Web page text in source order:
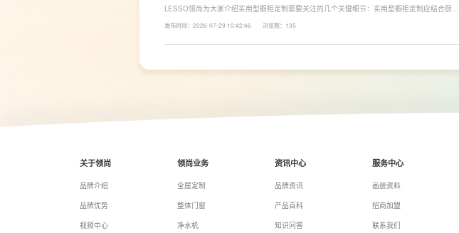
LESSO领尚为大家介绍实用型橱柜定制需要关注的几个关键细节：实用型橱柜定制应结合厨房
柜、地柜、高柜等收纳空间，并配置抽屉分区、拉篮、转角收纳等功能设计，提高空间利用
发布时间：2026-07-29 10:42:46 浏览数：135
关于领尚
品牌介绍
品牌优势
视频中心
领尚业务
全屋定制
整体门窗
净水机
资讯中心
品牌资讯
产品百科
知识问答
服务中心
画册资料
招商加盟
联系我们